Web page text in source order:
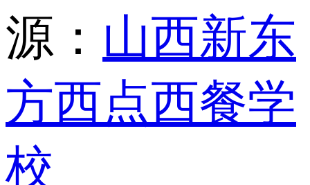
源： 山西新东
方西点西餐学
校